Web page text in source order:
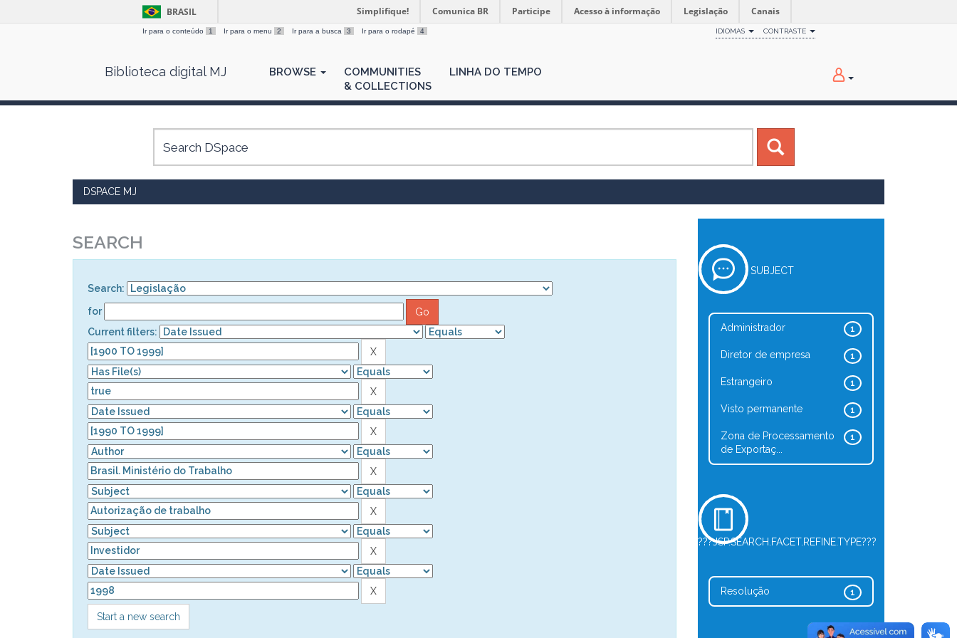
BRASIL Simplifique! Comunica BR Participe Acesso à informação Legislação Canais
Ir para o conteúdo 1 Ir para o menu 2 Ir para a busca 3 Ir para o rodapé 4 IDIOMAS CONTRASTE
Biblioteca digital MJ BROWSE
COMMUNITIES
& COLLECTIONS
LINHA DO TEMPO
DSPACE MJ
SEARCH
Search:
for
Current filters:
Start a new search
SUBJECT
1
Administrador
1
Diretor de empresa
1
Estrangeiro
1
Visto permanente
1
Zona de Processamento
de Exportaç...
???JSP.SEARCH.FACET.REFINE.TYPE???
1
Resolução